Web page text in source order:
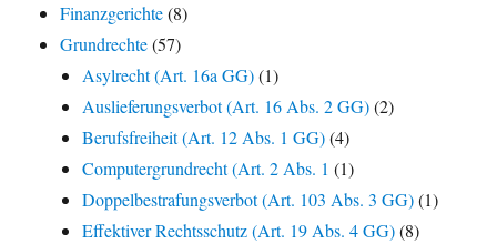
Finanzgerichte(8)
Grundrechte(57)
Asylrecht (Art. 16a GG)(1)
Auslieferungsverbot (Art. 16 Abs. 2 GG)(2)
Berufsfreiheit (Art. 12 Abs. 1 GG)(4)
Computergrundrecht (Art. 2 Abs. 1 (1)
Doppelbestrafungsverbot (Art. 103 Abs. 3 GG)(1)
Effektiver Rechtsschutz (Art. 19 Abs. 4 GG)(8)